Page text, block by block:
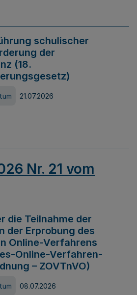
schulischer
der
(18.
21.07.2026
Nr. 21 vom
die Teilnahme der
der Erprobung des
Online-Verfahrens
Online-Verfahren-
– ZOVTnVO)
08.07.2026